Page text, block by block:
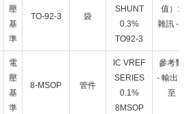
壓
基
準
TO-92-3 袋
SHUNT
0.3%
TO92-3
值）:-|
雜訊 -
電
壓
基
準
8-MSOP 管件
IC VREF
SERIES
0.1%
8MSOP
參考類
- 輸出:5
至